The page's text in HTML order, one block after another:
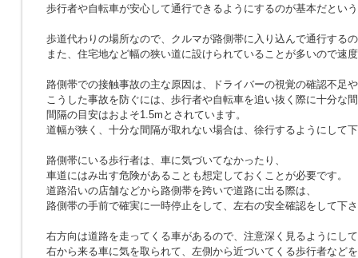
歩行者や自転車が安心して通行できるようにするのが基本だとい
歩道代わりの場所なので、クルマが路側帯に入り込んで通行する
また、住宅地など幅の狭い道に設けられていることが多いので速
路側帯での接触事故の主な原因は、ドライバーの視覚の確認不足
こうした事故を防ぐには、歩行者や自転車を追い抜く際に十分な
間隔の目安はおよそ1.5mとされています。
道幅が狭く、十分な間隔が取れない場合は、徐行するようにして
路側帯にいる歩行者は、車に気づいてなかったり、
車道にはみ出す危険があることも想定しておくことが必要です。
道路沿いの店舗などから路側帯を跨いで道路に出る際は、
路側帯の手前で確実に一時停止をして、左右の安全確認をして下
右方向は道路を走ってくる車があるので、注意深く見るようにし
右から来る車に気を取られて、左側から近づいてくる歩行者など